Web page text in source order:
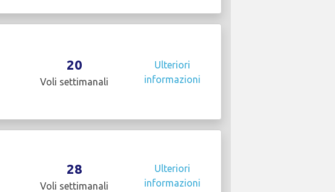
20
Voli settimanali
Ulteriori
informazioni
28
Voli settimanali
Ulteriori
informazioni